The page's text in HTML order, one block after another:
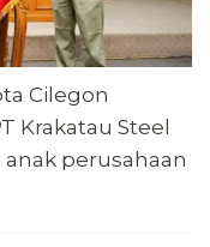
Cilegon
Krakatau Steel
perusahaan